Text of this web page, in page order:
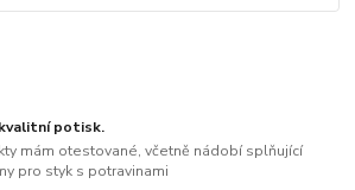
potisk.
mám otestované, včetně nádobí splňující
pro styk s potravinami